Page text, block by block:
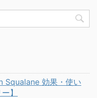
Squalane 効果・使い
】